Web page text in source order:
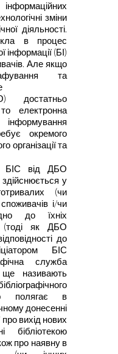
зміни
діяльності.
в процес
інформації (БІ)
Але якщо
та
достатньо
то електронна
окремого
організації та
БІС від ДБО
у
(чи
і/чи
до їхніх
(тоді як ДБО
до
БІС
служба
ще називають
полягає в
донесенні
про вихід нових
бібліотекою
про наявну в